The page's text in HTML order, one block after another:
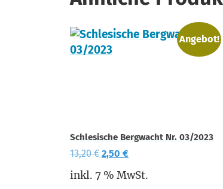
Angebot!
Schlesische Bergwacht Nr. 03/2023
13,20€ 2,50 €
inkl. 7 % MwSt.